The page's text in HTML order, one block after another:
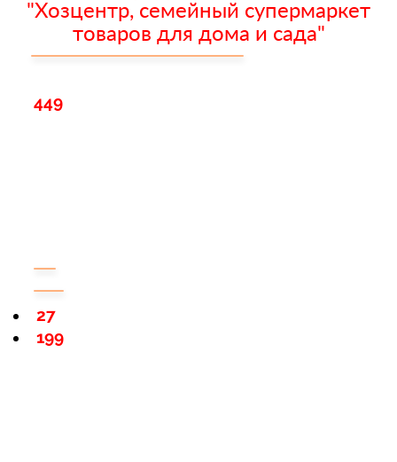
"Хозцентр, семейный супермаркет
товаров для дома и сада"
449
199
27